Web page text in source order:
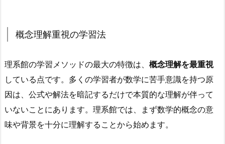
概念理解重視の学習法
理系館の学習メソッドの最大の特徴は、 概念理解を最重視
している点です。多くの学習者が数学に苦手意識を持つ原
因は、公式や解法を暗記するだけで本質的な理解が伴って
いないことにあります。理系館では、まず数学的概念の意
味や背景を十分に理解することから始めます。